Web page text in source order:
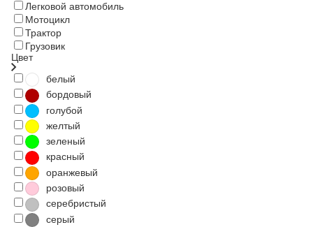
Легковой автомобиль
Мотоцикл
Трактор
Грузовик
Цвет
белый
бордовый
голубой
желтый
зеленый
красный
оранжевый
розовый
серебристый
серый